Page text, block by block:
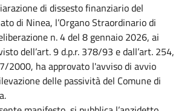
di dissesto finanziario del
di Ninea, l’Organo Straordinario di
n. 4 del 8 gennaio 2026, ai
dell’art. 9 d.p.r. 378/93 e dall’art. 254,
2000, ha approvato l'avviso di avvio
delle passività del Comune di